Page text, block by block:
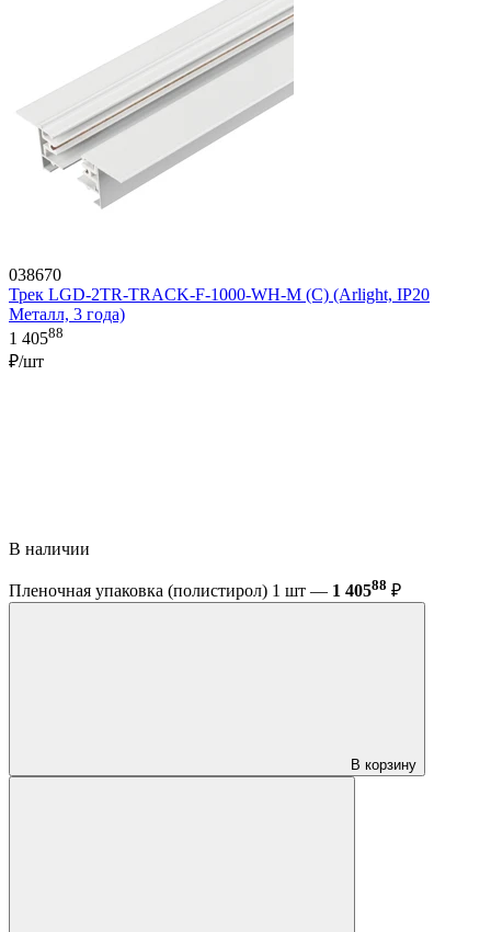
038670
Трек LGD-2TR-TRACK-F-1000-WH-M (C) (Arlight, IP20
Металл, 3 года)
1 40588
₽/шт
В наличии
Пленочная упаковка (полистирол) 1 шт — 1 40588 ₽
В корзину